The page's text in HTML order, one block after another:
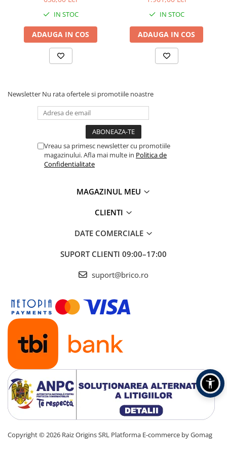
Decoratiuni
Plante artificiale
Suporturi flori si ghivece
Pet Shop
Ansambluri de joaca animale
Culcusuri pentru animale
Custi, cotete si tarcuri
Radio cu ceas & portabile
Dormitor & birou
Mese toaleta si oglinzi
Noptiere
Mobila birou
Birouri
Scaune birou
Mese si scaune pentru copii
IN STOC
ADAUGA IN COS
IN STOC
ADAUGA IN COS
Newsletter Nu rata ofertele si promotiile noastre
Vreau sa primesc newsletter cu promotiile
magazinului. Afla mai multe in Politica de
Confidentialitate
MAGAZINUL MEU
CLIENTI
DATE COMERCIALE
SUPORT CLIENTI 09:00–17:00
suport@brico.ro
Copyright © 2026 Raiz Origins SRL Platforma E-commerce by Gomag